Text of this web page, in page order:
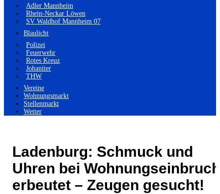
Adler Mannheim
Rhein-Neckar Löwen
SV Waldhof Mannheim 07
Blaulicht
Polizei
Feuerwehr
Rotes Kreuz
Johaniter
THW
Vereine
Wohnungsmarkt
Stellenmarkt
Wetter
Ladenburg: Schmuck und
Uhren bei Wohnungseinbruch
erbeutet – Zeugen gesucht!